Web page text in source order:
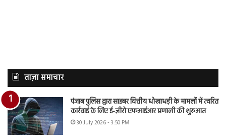
ताज़ा समाचार
पंजाब पुलिस द्वारा साइबर वित्तीय धोखाधड़ी के मामलों में त्वरित
कार्रवाई के लिए ई-ज़ीरो एफआईआर प्रणाली की शुरुआत
30 July 2026 - 3:50 PM